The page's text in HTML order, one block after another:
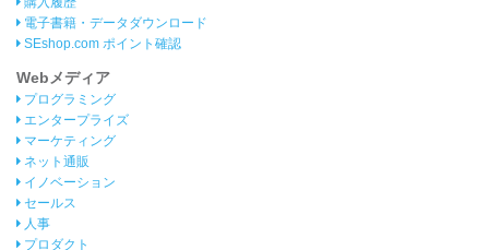
電子書籍・データダウンロード
SEshop.com ポイント確認
Webメディア
プログラミング
エンタープライズ
マーケティング
ネット通販
イノベーション
セールス
人事
プロダクト